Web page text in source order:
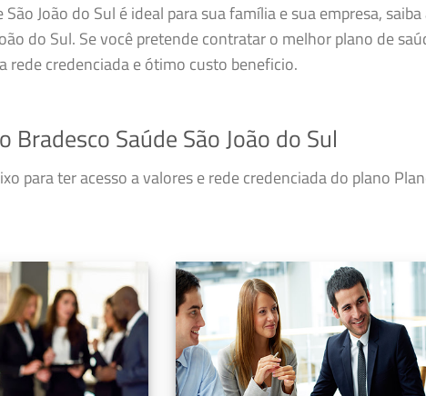
João do Sul é ideal para sua família e sua empresa,
do Sul. Se você pretende contratar o melhor plano de
rede credenciada e ótimo custo beneficio.
Bradesco Saúde São João do Sul
para ter acesso a valores e rede credenciada do plano